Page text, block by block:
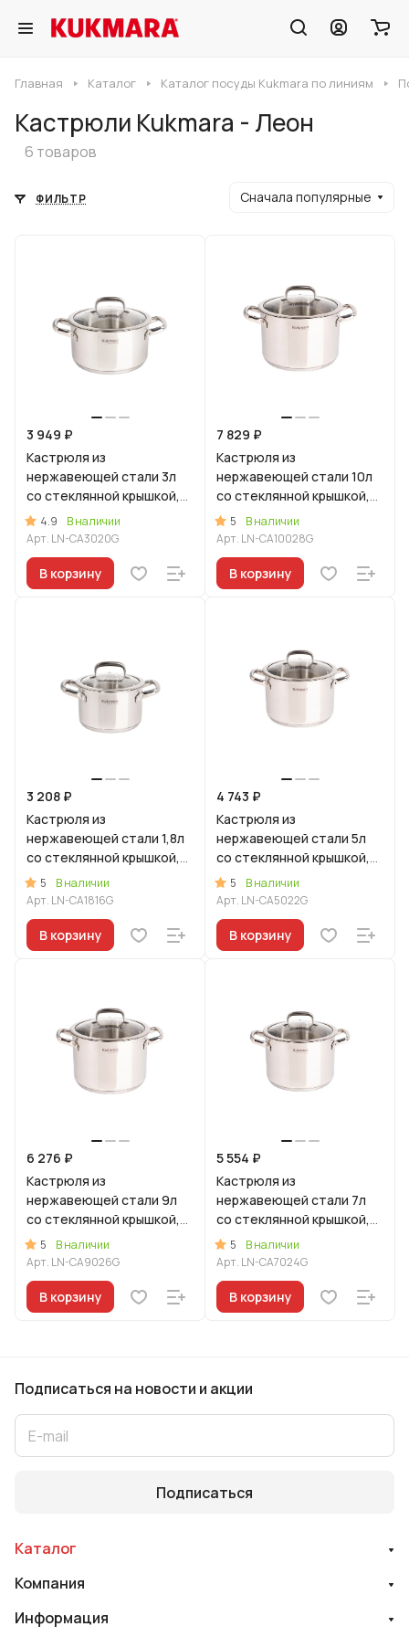
Главная Каталог Каталог посуды Kukmara по линиям
Кастрюли Kukmara - Леон
6 товаров
ФИЛЬТР Сначала популярные
3 949 ₽
Кастрюля из
нержавеющей стали 3л
со стеклянной крышкой,
линия "Леон"
4.9
В наличии
Арт. LN-CA3020G
В корзину
7 829 ₽
Кастрюля из
нержавеющей стали 10л
со стеклянной крышкой,
линия "Леон"
5
В наличии
Арт. LN-CA10028G
В корзину
3 208 ₽
Кастрюля из
нержавеющей стали 1,8л
со стеклянной крышкой,
линия "Леон"
5
В наличии
Арт. LN-CA1816G
В корзину
4 743 ₽
Кастрюля из
нержавеющей стали 5л
со стеклянной крышкой,
линия "Леон"
5
В наличии
Арт. LN-CA5022G
В корзину
6 276 ₽
Кастрюля из
нержавеющей стали 9л
со стеклянной крышкой,
линия "Леон"
5
В наличии
Арт. LN-CA9026G
В корзину
5 554 ₽
Кастрюля из
нержавеющей стали 7л
со стеклянной крышкой,
линия "Леон"
5
В наличии
Арт. LN-CA7024G
В корзину
Подписаться на новости и акции
Подписаться
Каталог
Компания
Информация